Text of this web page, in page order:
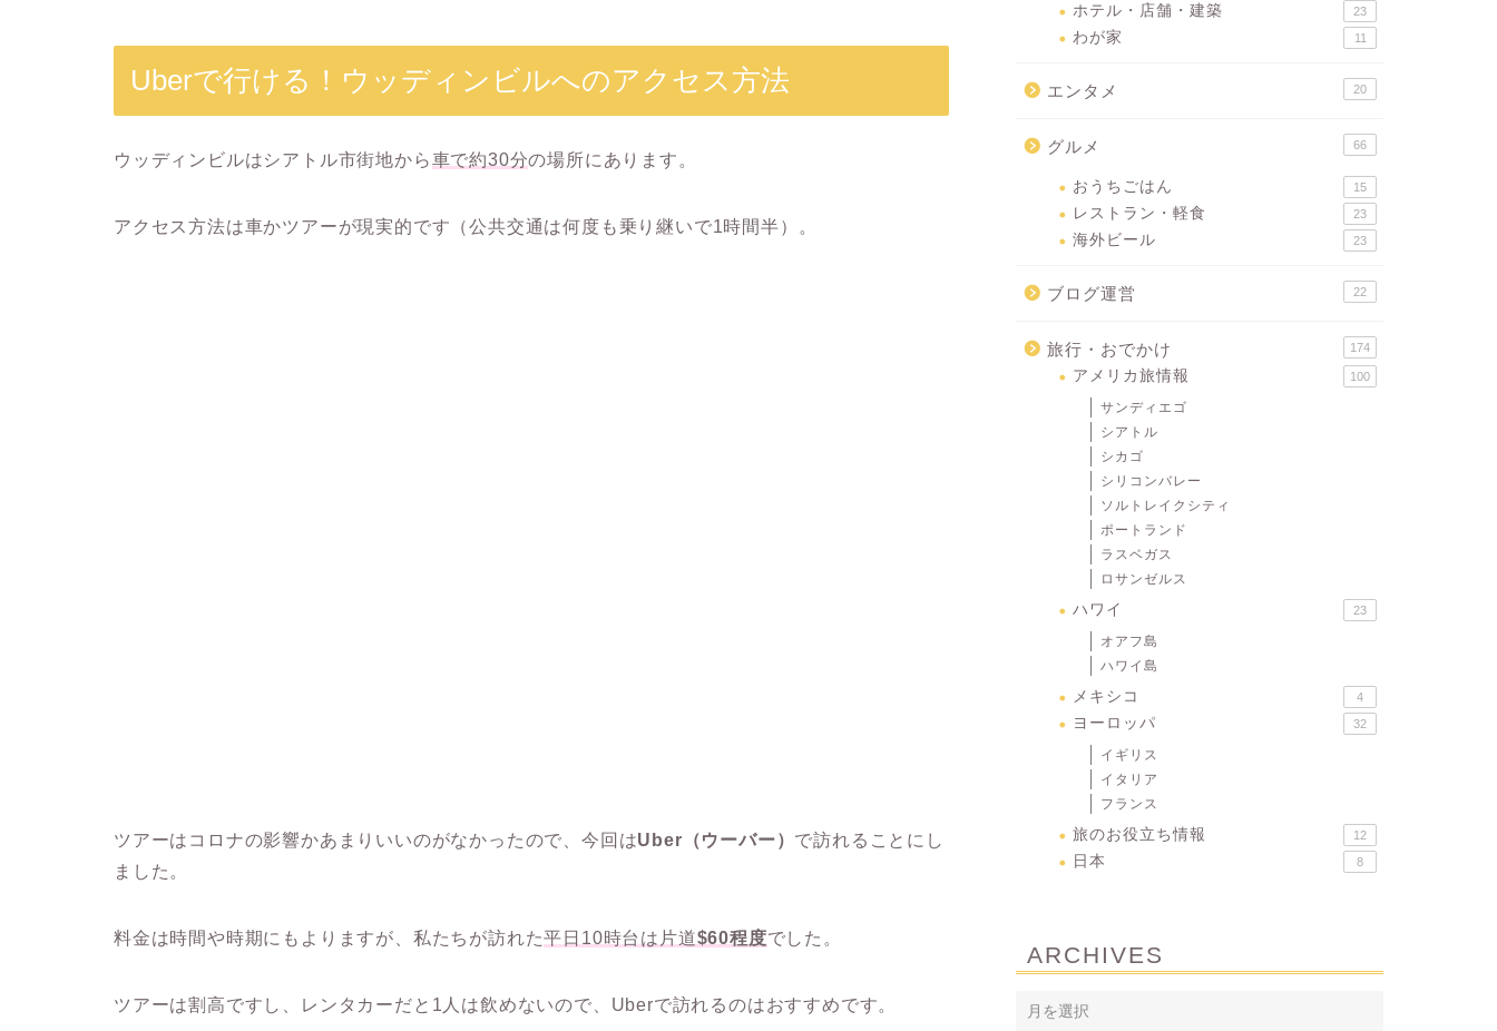
Uberで行ける！ウッディンビルへのアクセス方法
ウッディンビルはシアトル市街地から車で約30分の場所にあります。
アクセス方法は車かツアーが現実的です（公共交通は何度も乗り継いで1時間半）。
ツアーはコロナの影響かあまりいいのがなかったので、今回はUber（ウーバー） で訪れることにし
ました。
料金は時間や時期にもよりますが、私たちが訪れた平日10時台は片道$60程度でした。
ツアーは割高ですし、レンタカーだと1人は飲めないので、Uberで訪れるのはおすすめです。
ホテル・店舗・建築 23
わが家 11
エンタメ 20
グルメ 66
おうちごはん 15
レストラン・軽食 23
海外ビール 23
ブログ運営 22
旅行・おでかけ 174
アメリカ旅情報 100
サンディエゴ
シアトル
シカゴ
シリコンバレー
ソルトレイクシティ
ポートランド
ラスベガス
ロサンゼルス
ハワイ 23
オアフ島
ハワイ島
メキシコ 4
ヨーロッパ 32
イギリス
イタリア
フランス
旅のお役立ち情報 12
日本 8
ARCHIVES